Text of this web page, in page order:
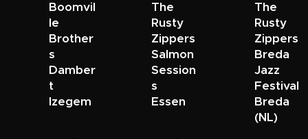
Boomvil
le
Brother
s
Damber
t
Izegem
The
Rusty
Zippers
Salmon
Session
s
Essen
The
Rusty
Zippers
Breda
Jazz
Festival
Breda
(NL)